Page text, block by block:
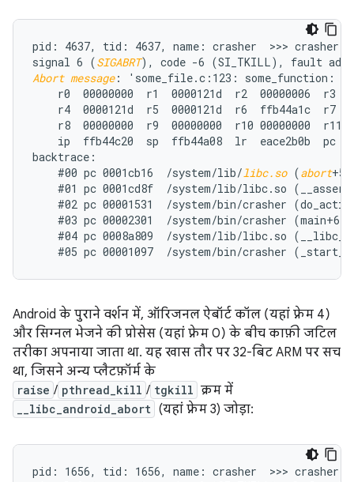
pid: 4637, tid: 4637, name: crasher  >>> crasher
signal 6 (SIGABRT
Abort message: 'some_file.c:123: some_function:
r0  00000000  r1  0000121d  r2  00000006  r3
r4  0000121d  r5  0000121d  r6  ffb44a1c  r7
r8  00000000  r9  00000000  r10 00000000  r11
ip  ffb44c20  sp  ffb44a08  lr  eace2b0b  pc
backtrace:
    #00 pc 0001cb16  /system/lib/
libc.so (abort
#01 pc 0001cd8f  /system/lib/libc.so
#02 pc 00001531  /system/bin/crasher
    #03 pc 00002301  /system/bin/crasher (main+68)
#04 pc 0008a809  /system/lib/libc.so
Android के पुराने वर्शन में, ऑरिजनल ऐबॉर्ट कॉल (यहां फ़्रेम 4)
और सिग्नल भेजने की प्रोसेस (यहां फ़्रेम 0) के बीच काफ़ी जटिल
तरीका अपनाया जाता था. यह खास तौर पर 32-बिट ARM पर सच
था, जिसने अन्य प्लैटफ़ॉर्म के
raise / pthread_kill / tgkill क्रम में
__libc_android_abort (यहां फ़्रेम 3) जोड़ा:
pid: 1656, tid: 1656, name: crasher  >>> crasher